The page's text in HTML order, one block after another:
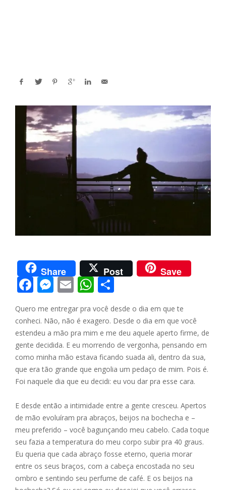
Share Post Save
F
e
b
o
o
k
M
e
ss
e
n
g
er
E
ai
l
W
at
s
A
p
p
ar
e
Quero me entregar pra você desde o dia em que te
conheci. Não, não é exagero. Desde o dia em que você
estendeu a mão pra mim e me deu aquele aperto firme, de
gente decidida. E eu morrendo de vergonha, pensando em
como minha mão estava ficando suada ali, dentro da sua,
que era tão grande que engolia um pedaço de mim. Pois é.
Foi naquele dia que eu decidi: eu vou dar pra esse cara.
E desde então a intimidade entre a gente cresceu. Apertos
de mão evoluíram pra abraços, beijos na bochecha e –
meu preferido – você bagunçando meu cabelo. Cada toque
seu fazia a temperatura do meu corpo subir pra 40 graus.
Eu queria que cada abraço fosse eterno, queria morar
entre os seus braços, com a cabeça encostada no seu
ombro e sentindo seu perfume de café. E os beijos na